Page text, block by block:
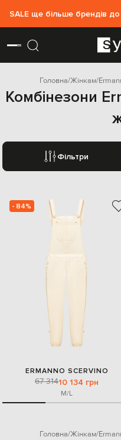
SALE ще більше брендів
Головна Жінкам
Комбінезони
Фільтри
- 84%
ERMANNO SCERVINO
67 31410 134 грн
M/L
Головна Жінкам